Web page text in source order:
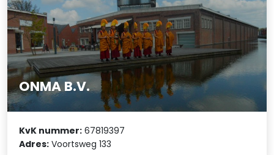
ONMA B.V.
KvK nummer: 67819397
Adres: Voortsweg 133